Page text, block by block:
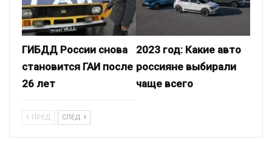
ГИБДД России снова
становится ГАИ после
26 лет
2023 год: Какие авто
россияне выбирали
чаще всего
ПРЕД СЛЕД